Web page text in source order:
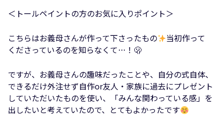
＜トールペイントの方のお気に入りポイント＞
こちらはお義母さんが作って下さったもの
当初作って
くださっているのを知らなくて…！🫢
ですが、お義母さんの趣味だったことや、自分の式自体、
できるだけ外注せず自作or友人・家族に過去にプレゼント
していただいたものを使い、「みんな関わっている感」を
出したいと考えていたので、とてもよかったです